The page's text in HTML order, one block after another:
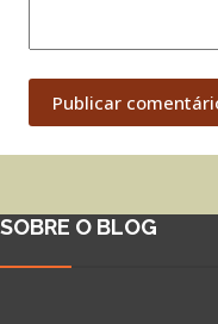
Publicar
SOBRE O BLOG